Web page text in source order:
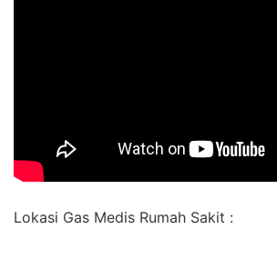
Lokasi Gas Medis Rumah Sakit :